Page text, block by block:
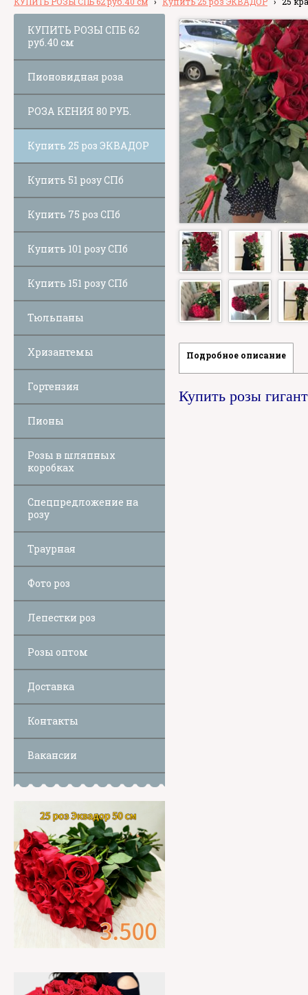
КУПИТЬ РОЗЫ СПБ 62
руб.40 см
Пионовидная роза
РОЗА КЕНИЯ 80 РУБ.
Купить 25 роз ЭКВАДОР
Купить 51 розу СПб
Купить 75 роз СПб
Купить 101 розу СПб
Купить 151 розу СПб
Тюльпаны
Хризантемы
Гортензия
Пионы
Розы в шляпных
коробках
Спецпредложение на
розу
Траурная
Фото роз
Лепестки роз
Розы оптом
Доставка
Контакты
Вакансии
Подробное описание
Купить розы